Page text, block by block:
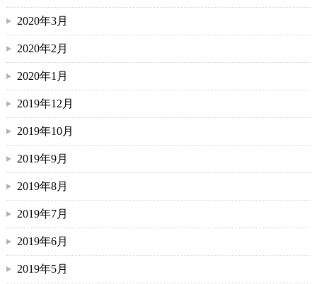
2020年3月
2020年2月
2020年1月
2019年12月
2019年10月
2019年9月
2019年8月
2019年7月
2019年6月
2019年5月